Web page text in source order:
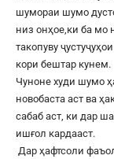
шумораи шумо
низ онҳое,ки ба мо
такопуву
кори бештар кунем.
Чуноне худи шумо
новобаста аст ва
сабаб аст, ки дар
ишғол кардааст.
Дар ҳафтсоли